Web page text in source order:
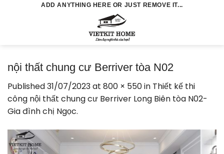
ADD ANYTHING HERE OR JUST REMOVE IT...
nội thất chung cư Berriver tòa N02
Published31/07/2023at 800 × 550in Thiết kế thi
công nội thất chung cư Berriver Long Biên tòa N02-
Gia đình chị Ngọc.